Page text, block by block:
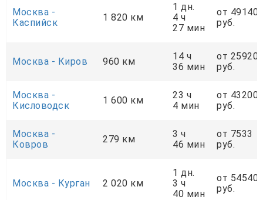
Москва -
Каспийск
1 820 км
1 дн.
4 ч
27 мин
от 49140
руб.
Москва - Киров 960 км
14 ч
36 мин
от 25920
руб.
Москва -
Кисловодск
1 600 км
23 ч
4 мин
от 43200
руб.
Москва -
Ковров
279 км
3 ч
46 мин
от 7533
руб.
Москва - Курган 2 020 км
1 дн.
3 ч
40 мин
от 54540
руб.